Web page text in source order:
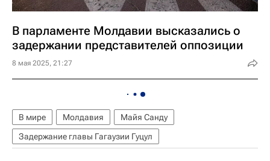
В парламенте Молдавии высказались о
задержании представителей оппозиции
8 мая 2025, 21:27
В мире Молдавия
Майя Санду
Задержание главы Гагаузии Гуцул